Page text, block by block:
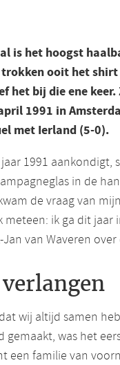
is het hoogst
ooit het
het bij die ene
1991 in
met Ierland (5-0).
1991 aankondigt,
in de
de vraag van
ik ga dit jaar
Jan van Waveren
wij altijd samen
gemaakt, was het
een familie van